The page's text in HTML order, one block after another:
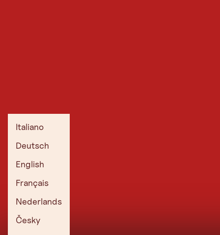
Italiano
Deutsch
English
Français
Nederlands
Česky